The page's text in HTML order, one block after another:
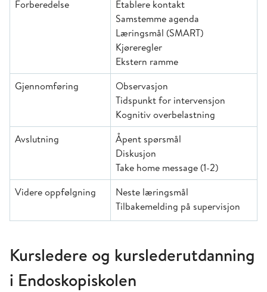
Forberedelse
Etablere kontakt
Samstemme agenda
Læringsmål (SMART)
Kjøreregler
Ekstern ramme
Gjennomføring
Observasjon
Tidspunkt for intervensjon
Kognitiv overbelastning
Avslutning
Åpent spørsmål
Diskusjon
Take home message (1-2)
Videre oppfølgning
Neste læringsmål
Tilbakemelding på supervisjon
Kursledere og kurslederutdanning
i Endoskopiskolen